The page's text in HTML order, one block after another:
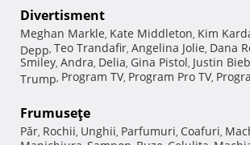
Divertisment
Meghan Markle, Kate Middleton, Kim
Depp, Teo Trandafir, Angelina Jolie, Dana
Smiley, Andra, Delia, Gina Pistol, Justin
Trump, Program TV, Program Pro TV,
Frumuseţe
Păr, Rochii, Unghii, Parfumuri, Coafuri,